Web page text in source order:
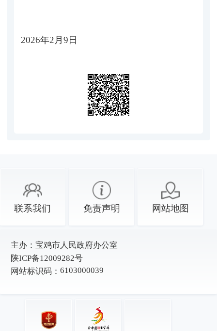
2026年2月9日
联系我们 免责声明 网站地图
主办： 宝鸡市人民政府办公室
陕ICP备12009282号
网站标识码： 6103000039